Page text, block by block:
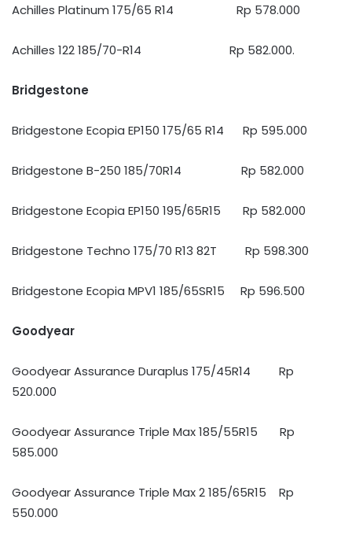
Achilles Platinum 175/65 R14 Rp 578.000
Achilles 122 185/70-R14 Rp 582.000.
Bridgestone
Bridgestone Ecopia EP150 175/65 R14 Rp 595.000
Bridgestone B-250 185/70R14 Rp 582.000
Bridgestone Ecopia EP150 195/65R15 Rp 582.000
Bridgestone Techno 175/70 R13 82T Rp 598.300
Bridgestone Ecopia MPV1 185/65SR15 Rp 596.500
Goodyear
Goodyear Assurance Duraplus 175/45R14 Rp
520.000
Goodyear Assurance Triple Max 185/55R15 Rp
585.000
Goodyear Assurance Triple Max 2 185/65R15 Rp
550.000